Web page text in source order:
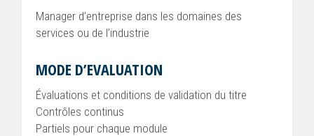
Manager d’entreprise dans les domaines des
services ou de l’industrie
MODE D’EVALUATION
Évaluations et conditions de validation du titre
Contrôles continus
Partiels pour chaque module